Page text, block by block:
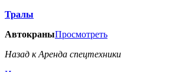
Тралы
АвтокраныПросмотреть
Назад к Аренда спецтехники